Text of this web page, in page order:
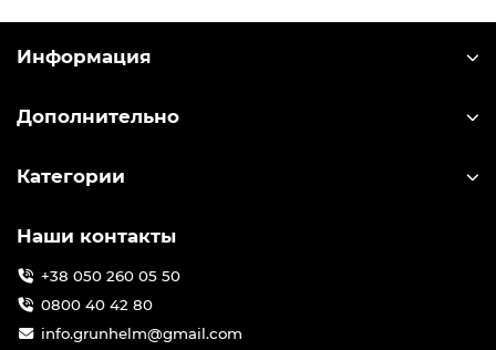
Информация
Дополнительно
Категории
Наши контакты
+38 050 260 05 50
0800 40 42 80
info.grunhelm@gmail.com